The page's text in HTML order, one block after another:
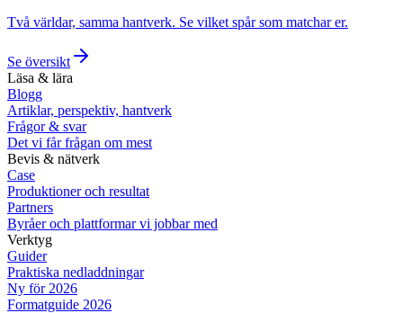
Två världar, samma hantverk. Se vilket spår som matchar er.
Se översikt
Läsa & lära
Blogg
Artiklar, perspektiv, hantverk
Frågor & svar
Det vi får frågan om mest
Bevis & nätverk
Case
Produktioner och resultat
Partners
Byråer och plattformar vi jobbar med
Verktyg
Guider
Praktiska nedladdningar
Ny för 2026
Formatguide 2026